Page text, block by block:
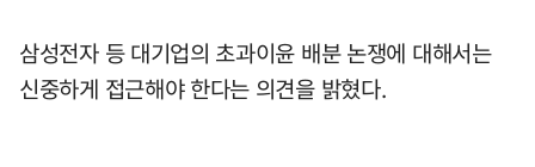
삼성전자 등 대기업의 초과이윤 배분 논쟁에 대해서는
신중하게 접근해야 한다는 의견을 밝혔다.